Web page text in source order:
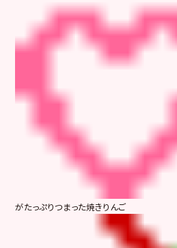
がたっぷりつまった焼きりんご